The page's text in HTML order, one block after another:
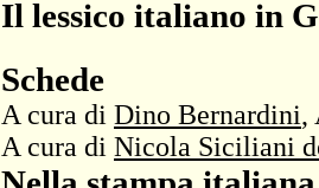
Il lessico italiano in
Schede
A cura di Dino Bernardini,
A cura di Nicola Siciliani